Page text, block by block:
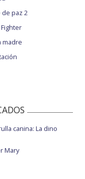
de paz 2
madre
canina: La dino
Mary